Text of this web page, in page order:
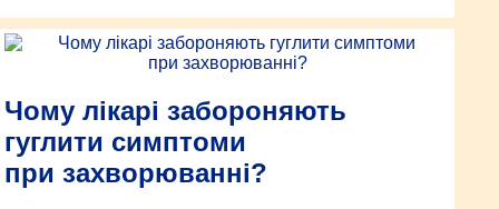
Чому лікарі забороняють
гуглити симптоми
при захворюванні?